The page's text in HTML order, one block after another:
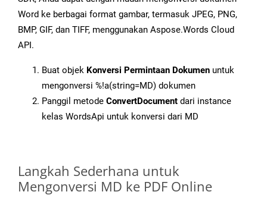
Word ke berbagai format gambar, termasuk JPEG, PNG,
BMP, GIF, dan TIFF, menggunakan Aspose.Words Cloud
API.
Buat objek Konversi Permintaan Dokumen untuk
mengonversi %!a(string=MD) dokumen
Panggil metode ConvertDocument dari instance
kelas WordsApi untuk konversi dari MD
Langkah Sederhana untuk
Mengonversi MD ke PDF Online